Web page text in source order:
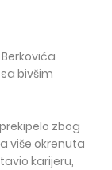
bivšim
zbog
više okrenuta
karijeru,